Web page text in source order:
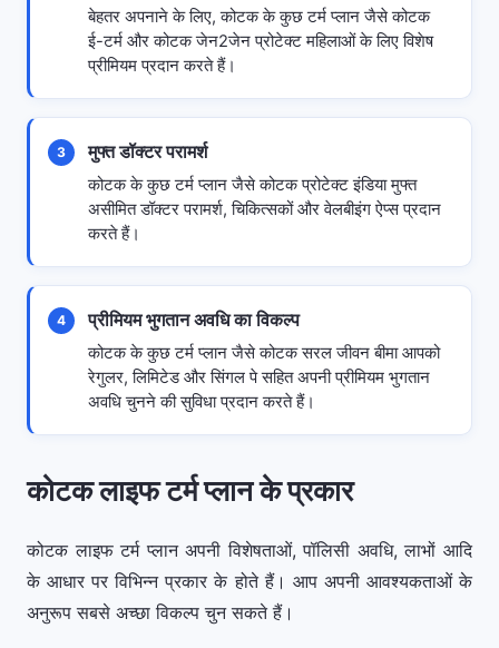
बेहतर अपनाने के लिए, कोटक के कुछ टर्म प्लान जैसे कोटक
ई-टर्म और कोटक जेन2जेन प्रोटेक्ट महिलाओं के लिए विशेष
प्रीमियम प्रदान करते हैं।
3 मुफ्त डॉक्टर परामर्श
कोटक के कुछ टर्म प्लान जैसे कोटक प्रोटेक्ट इंडिया मुफ्त
असीमित डॉक्टर परामर्श, चिकित्सकों और वेलबीइंग ऐप्स प्रदान
करते हैं।
4 प्रीमियम भुगतान अवधि का विकल्प
कोटक के कुछ टर्म प्लान जैसे कोटक सरल जीवन बीमा आपको
रेगुलर, लिमिटेड और सिंगल पे सहित अपनी प्रीमियम भुगतान
अवधि चुनने की सुविधा प्रदान करते हैं।
कोटक लाइफ टर्म प्लान के प्रकार
कोटक लाइफ टर्म प्लान अपनी विशेषताओं, पॉलिसी अवधि, लाभों आदि
के आधार पर विभिन्न प्रकार के होते हैं। आप अपनी आवश्यकताओं के
अनुरूप सबसे अच्छा विकल्प चुन सकते हैं।